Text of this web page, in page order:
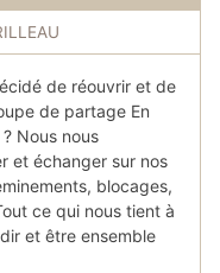
de réouvrir et de
de partage En
Nous nous
et échanger sur nos
blocages,
ce qui nous tient à
et être ensemble